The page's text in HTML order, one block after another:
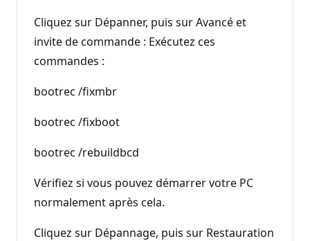
Cliquez sur Dépanner, puis sur Avancé et
invite de commande : Exécutez ces
commandes :
bootrec /fixmbr
bootrec /fixboot
bootrec /rebuildbcd
Vérifiez si vous pouvez démarrer votre PC
normalement après cela.
Cliquez sur Dépannage, puis sur Restauration